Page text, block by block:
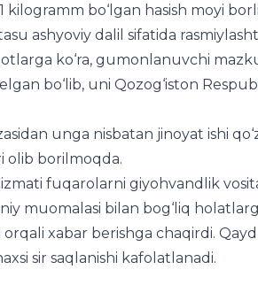
kilogramm bo‘lgan hasish moyi
ashyoviy dalil sifatida
ko‘ra, gumonlanuvchi
bo‘lib, uni Qozog‘iston
unga nisbatan jinoyat ishi
olib borilmoqda.
fuqarolarni giyohvandlik
muomalasi bilan bog‘liq
orqali xabar berishga chaqirdi.
sir saqlanishi kafolatlanadi.